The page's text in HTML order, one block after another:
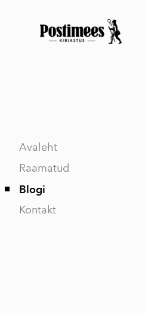
Avaleht
Raamatud
Blogi
Kontakt